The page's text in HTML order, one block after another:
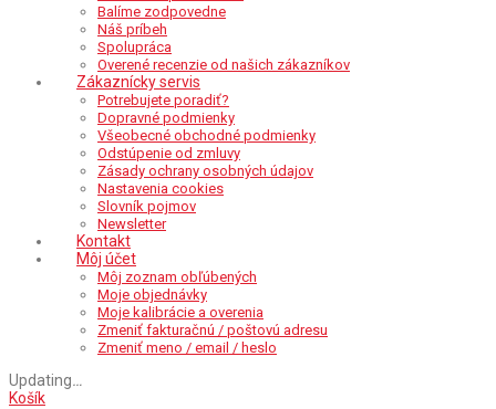
Balíme zodpovedne
Náš príbeh
Spolupráca
Overené recenzie od našich zákazníkov
Zákaznícky servis
Potrebujete poradiť?
Dopravné podmienky
Všeobecné obchodné podmienky
Odstúpenie od zmluvy
Zásady ochrany osobných údajov
Nastavenia cookies
Slovník pojmov
Newsletter
Kontakt
Môj účet
Môj zoznam obľúbených
Moje objednávky
Moje kalibrácie a overenia
Zmeniť fakturačnú / poštovú adresu
Zmeniť meno / email / heslo
Updating…
Košík